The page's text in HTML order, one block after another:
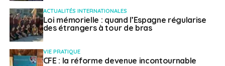
ACTUALITÉS INTERNATIONALES
Loi mémorielle : quand l’Espagne régularise
des étrangers à tour de bras
VIE PRATIQUE
CFE : la réforme devenue incontournable